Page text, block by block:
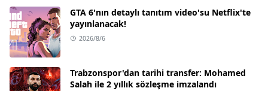
GTA 6'nın detaylı tanıtım video'su Netflix'te
yayınlanacak!
2026/8/6
Trabzonspor'dan tarihi transfer: Mohamed
Salah ile 2 yıllık sözleşme imzalandı